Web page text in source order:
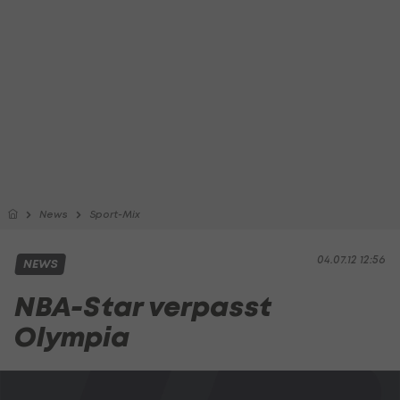
News Sport-Mix
04.07.12 12:56
NEWS
NBA-Star verpasst
Olympia